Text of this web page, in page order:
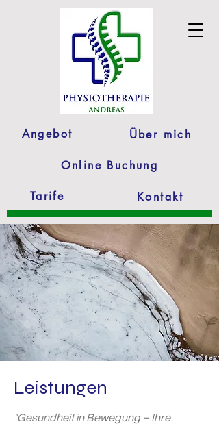
Angebot
Tarife
Über mich
Kontakt
Online Buchung
Leistungen
"Gesundheit in Bewegung – Ihre